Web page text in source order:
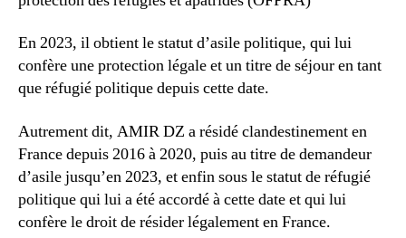
En 2023, il obtient le statut d’asile politique, qui lui
confère une protection légale et un titre de séjour en tant
que réfugié politique depuis cette date.
Autrement dit, AMIR DZ a résidé clandestinement en
France depuis 2016 à 2020, puis au titre de demandeur
d’asile jusqu’en 2023, et enfin sous le statut de réfugié
politique qui lui a été accordé à cette date et qui lui
confère le droit de résider légalement en France.